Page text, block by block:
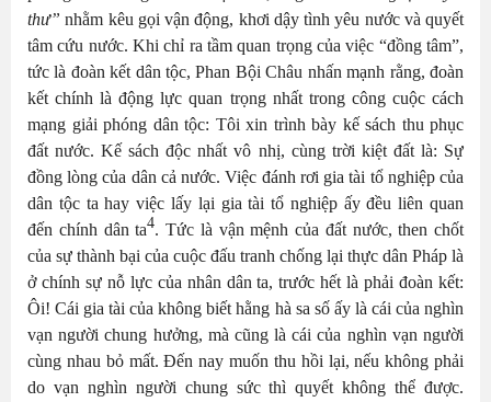
thư” nhằm kêu gọi vận động, khơi dậy tình yêu nước và quyết
tâm cứu nước. Khi chỉ ra tầm quan trọng của việc “đồng tâm”,
tức là đoàn kết dân tộc, Phan Bội Châu nhấn mạnh rằng, đoàn
kết chính là động lực quan trọng nhất trong công cuộc cách
mạng giải phóng dân tộc: Tôi xin trình bày kế sách thu phục
đất nước. Kế sách độc nhất vô nhị, cùng trời kiệt đất là: Sự
đồng lòng của dân cả nước. Việc đánh rơi gia tài tổ nghiệp của
dân tộc ta hay việc lấy lại gia tài tổ nghiệp ấy đều liên quan
đến chính dân ta4. Tức là vận mệnh của đất nước, then chốt
của sự thành bại của cuộc đấu tranh chống lại thực dân Pháp là
ở chính sự nỗ lực của nhân dân ta, trước hết là phải đoàn kết:
Ôi! Cái gia tài của không biết hằng hà sa số ấy là cái của nghìn
vạn người chung hưởng, mà cũng là cái của nghìn vạn người
cùng nhau bỏ mất. Đến nay muốn thu hồi lại, nếu không phải
do vạn nghìn người chung sức thì quyết không thể được.